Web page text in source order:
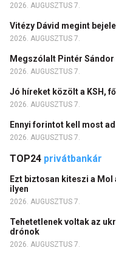
2026. AUGUSZTUS 7.
Vitézy Dávid megint
2026. AUGUSZTUS 7.
Megszólalt Pintér
2026. AUGUSZTUS 7.
Jó híreket közölt a KSH,
2026. AUGUSZTUS 7.
Ennyi forintot kell most
2026. AUGUSZTUS 7.
TOP24 privátbankár
Ezt biztosan kiteszi a
ilyen
2026. AUGUSZTUS 7.
Tehetetlenek voltak az
drónok
2026. AUGUSZTUS 7.